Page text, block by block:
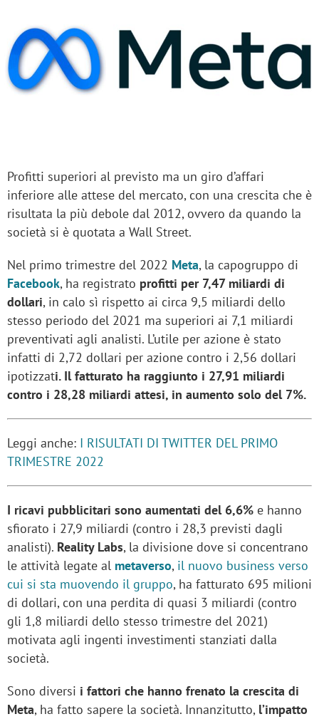
Profitti superiori al previsto ma un giro d’affari
inferiore alle attese del mercato, con una crescita che è
risultata la più debole dal 2012, ovvero da quando la
società si è quotata a Wall Street.
Nel primo trimestre del 2022 Meta, la capogruppo di
Facebook, ha registrato profitti per 7,47 miliardi di
dollari, in calo sì rispetto ai circa 9,5 miliardi dello
stesso periodo del 2021 ma superiori ai 7,1 miliardi
preventivati agli analisti. L’utile per azione è stato
infatti di 2,72 dollari per azione contro i 2,56 dollari
ipotizzati. Il fatturato ha raggiunto i 27,91 miliardi
contro i 28,28 miliardi attesi, in aumento solo del 7%.
Leggi anche: I RISULTATI DI TWITTER DEL PRIMO
TRIMESTRE 2022
I ricavi pubblicitari sono aumentati del 6,6% e hanno
sfiorato i 27,9 miliardi (contro i 28,3 previsti dagli
analisti). Reality Labs, la divisione dove si concentrano
le attività legate al metaverso, il nuovo business verso
cui si sta muovendo il gruppo, ha fatturato 695 milioni
di dollari, con una perdita di quasi 3 miliardi (contro
gli 1,8 miliardi dello stesso trimestre del 2021)
motivata agli ingenti investimenti stanziati dalla
società.
Sono diversi i fattori che hanno frenato la crescita di
Meta, ha fatto sapere la società. Innanzitutto, l’impatto